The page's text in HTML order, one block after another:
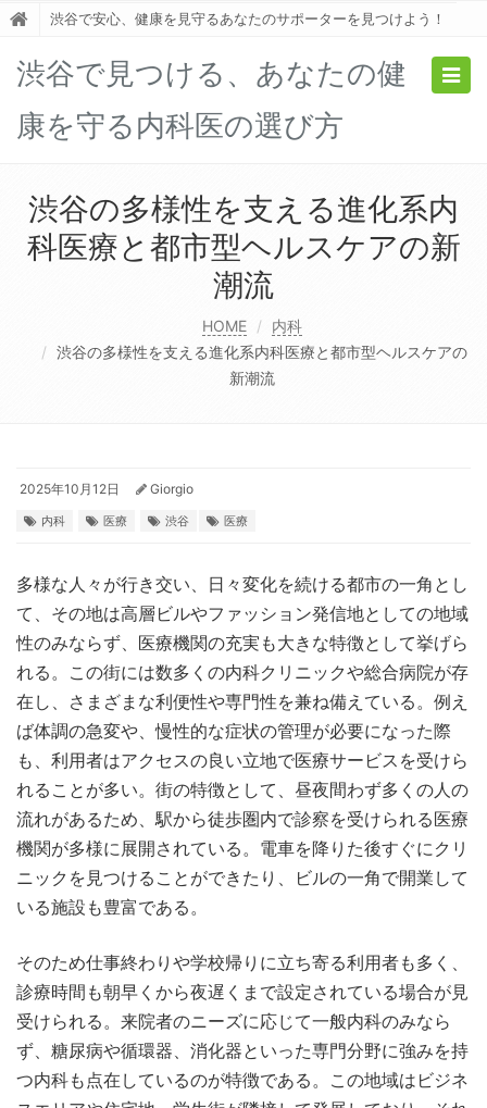
渋谷で安心、健康を見守るあなたのサポーターを見つけよう！
渋谷で見つける、あなたの健
康を守る内科医の選び方
渋谷の多様性を支える進化系内
科医療と都市型ヘルスケアの新
潮流
HOME
内科
渋谷の多様性を支える進化系内科医療と都市型ヘルスケアの
新潮流
2025年10月12日 Giorgio
内科 医療 渋谷 医療
多様な人々が行き交い、日々変化を続ける都市の一角とし
て、その地は高層ビルやファッション発信地としての地域
性のみならず、医療機関の充実も大きな特徴として挙げら
れる。 この街には数多くの内科クリニックや総合病院が存
在し、さまざまな利便性や専門性を兼ね備えている。例え
ば体調の急変や、慢性的な症状の管理が必要になった際
も、利用者はアクセスの良い立地で医療サービスを受けら
れることが多い。街の特徴として、昼夜間わず多くの人の
流れがあるため、駅から徒歩圏内で診察を受けられる医療
機関が多様に展開されている。電車を降りた後すぐにクリ
ニックを見つけることができたり、ビルの一角で開業して
いる施設も豊富である。
そのため仕事終わりや学校帰りに立ち寄る利用者も多く、
診療時間も朝早くから夜遅くまで設定されている場合が見
受けられる。来院者のニーズに応じて一般内科のみなら
ず、糖尿病や循環器、消化器といった専門分野に強みを持
つ内科も点在しているのが特徴である。この地域はビジネ